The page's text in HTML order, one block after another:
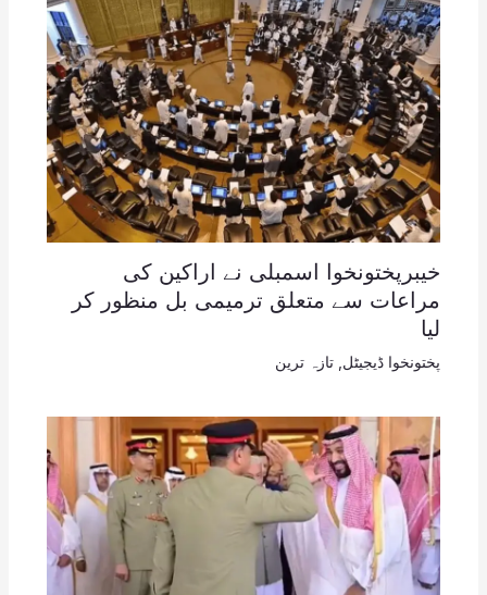
خیبرپختونخوا اسمبلی نے اراکین کی
مراعات سے متعلق ترمیمی بل منظور کر
لیا
پختونخوا ڈیجیٹل تازہ ترین